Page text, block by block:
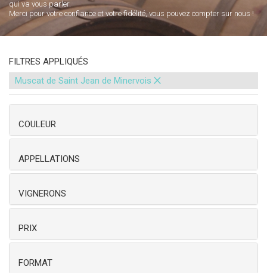
qui va vous parler.
Merci pour votre confiance et votre fidélité, vous pouvez compter sur nous !
FILTRES APPLIQUÉS
Muscat de Saint Jean de Minervois ×
COULEUR
APPELLATIONS
VIGNERONS
PRIX
FORMAT